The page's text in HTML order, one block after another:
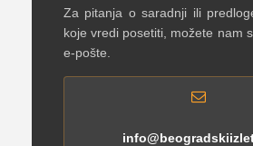
Za pitanja o saradnji ili
koje vredi posetiti, možete nam
e-pošte.